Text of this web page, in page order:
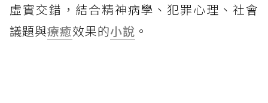
虛實交錯，結合精神病學、犯罪心理、社會
議題與療癒效果的小說 。